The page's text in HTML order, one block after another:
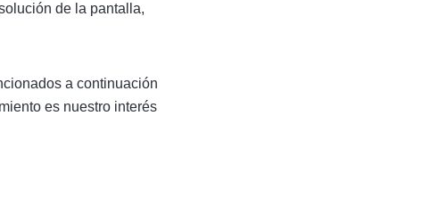
de la pantalla,
a continuación
es nuestro interés